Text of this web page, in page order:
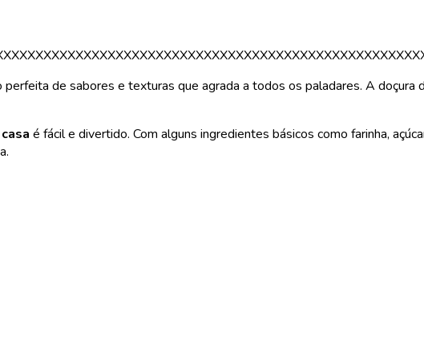
de sabores e texturas que agrada a todos os paladares. A doçura
é fácil e divertido. Com alguns ingredientes básicos como farinha,